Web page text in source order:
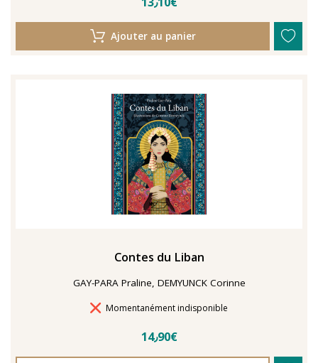
Ajouter au panier
Contes du Liban
GAY-PARA Praline, DEMYUNCK Corinne
Délais de livraison
Momentanément indisponible
14٫90€